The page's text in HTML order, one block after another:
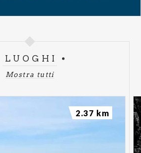
LUOGHI
Mostra tutti
2.37 km